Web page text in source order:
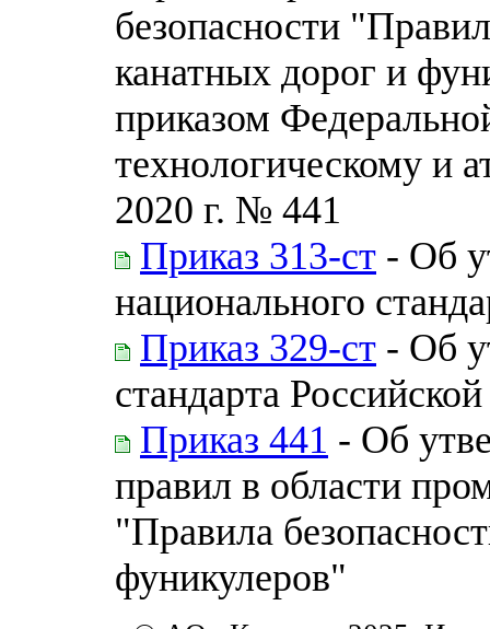
безопасности
канатных дорог и
приказом
технологическому и
2020 г. № 441
Приказ 313-ст - Об
национального
Приказ 329-ст - Об
стандарта
Приказ 441 - Об
правил в области
"Правила
фуникулеров"